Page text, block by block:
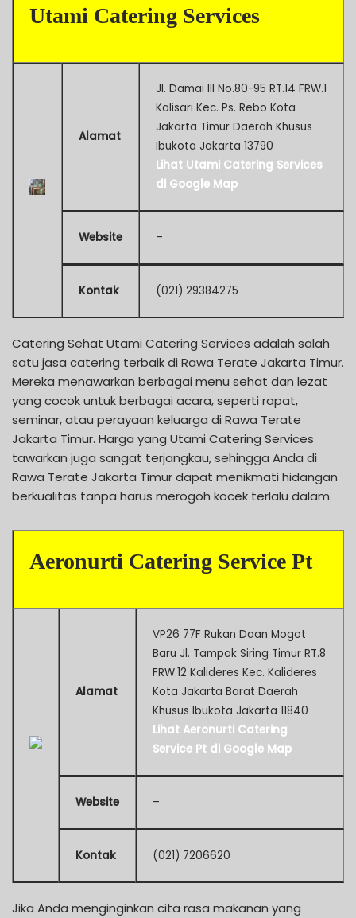
Utami Catering Services
Alamat
Jl. Damai III No.80-95 RT.14 FRW.1
Kalisari Kec. Ps. Rebo Kota
Jakarta Timur Daerah Khusus
Ibukota Jakarta 13790
Lihat Utami Catering Services
di Google Map
Website –
Kontak (021) 29384275
Catering Sehat Utami Catering Services adalah salah
satu jasa catering terbaik di Rawa Terate Jakarta Timur.
Mereka menawarkan berbagai menu sehat dan lezat
yang cocok untuk berbagai acara, seperti rapat,
seminar, atau perayaan keluarga di Rawa Terate
Jakarta Timur. Harga yang Utami Catering Services
tawarkan juga sangat terjangkau, sehingga Anda di
Rawa Terate Jakarta Timur dapat menikmati hidangan
berkualitas tanpa harus merogoh kocek terlalu dalam.
Aeronurti Catering Service Pt
Alamat
VP26 77F Rukan Daan Mogot
Baru Jl. Tampak Siring Timur RT.8
FRW.12 Kalideres Kec. Kalideres
Kota Jakarta Barat Daerah
Khusus Ibukota Jakarta 11840
Lihat Aeronurti Catering
Service Pt di Google Map
Website –
Kontak (021) 7206620
Jika Anda menginginkan cita rasa makanan yang